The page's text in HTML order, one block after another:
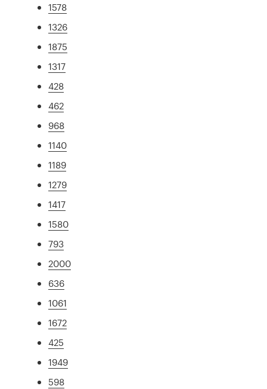
1578
1326
1875
1317
428
462
968
1140
1189
1279
1417
1580
793
2000
636
1061
1672
425
1949
598